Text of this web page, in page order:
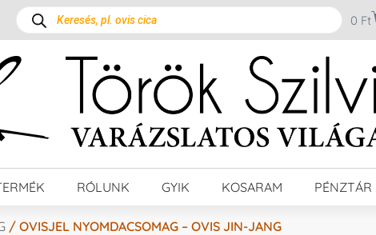
0 Ft
RÓLUNK GYIK KOSARAM PÉNZTÁR
/ OVISJEL NYOMDACSOMAG – OVIS JIN-JANG